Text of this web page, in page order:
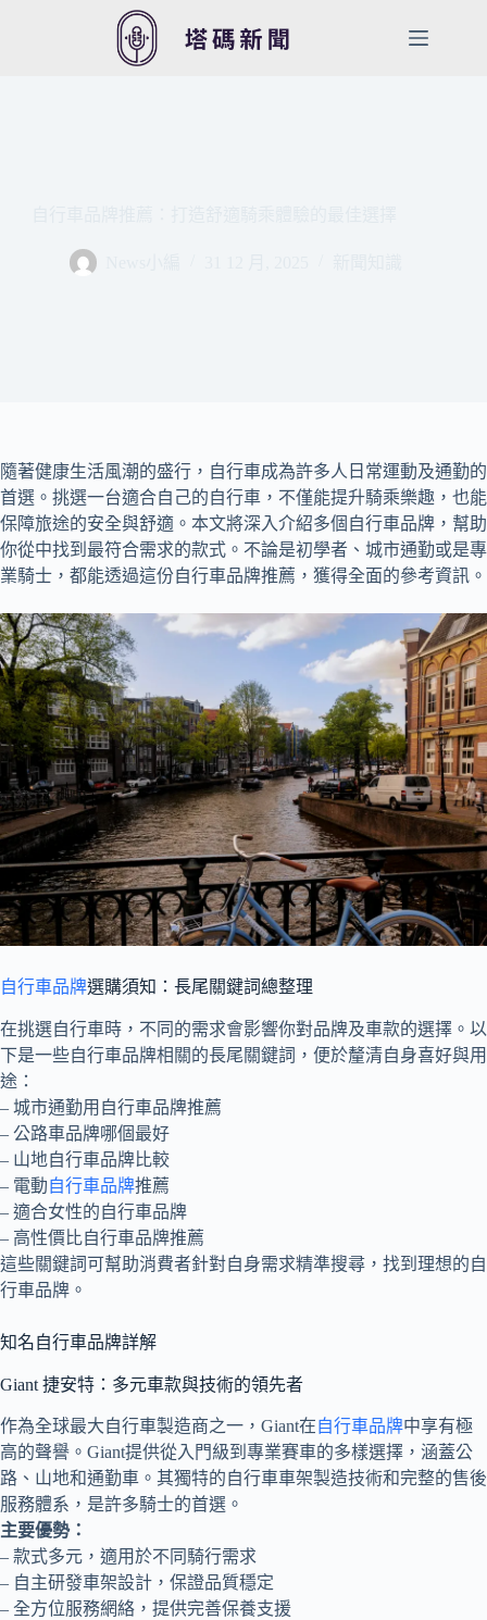
隨著健康生活風潮的盛行，自行車成為許多人日常運動及通勤的
首選。挑選一台適合自己的自行車，不僅能提升騎乘樂趣，也能
保障旅途的安全與舒適。本文將深入介紹多個自行車品牌，幫助
你從中找到最符合需求的款式。不論是初學者、城市通勤或是專
業騎士，都能透過這份自行車品牌推薦，獲得全面的參考資訊。
自行車品牌選購須知：長尾關鍵詞總整理
在挑選自行車時，不同的需求會影響你對品牌及車款的選擇。以
下是一些自行車品牌相關的長尾關鍵詞，便於釐清自身喜好與用
途：
– 城市通勤用自行車品牌推薦
– 公路車品牌哪個最好
– 山地自行車品牌比較
– 電動自行車品牌推薦
– 適合女性的自行車品牌
– 高性價比自行車品牌推薦
這些關鍵詞可幫助消費者針對自身需求精準搜尋，找到理想的自
行車品牌。
知名自行車品牌詳解
Giant 捷安特：多元車款與技術的領先者
作為全球最大自行車製造商之一，Giant在自行車品牌中享有極
高的聲譽。Giant提供從入門級到專業賽車的多樣選擇，涵蓋公
路、山地和通勤車。其獨特的自行車車架製造技術和完整的售後
服務體系，是許多騎士的首選。
主要優勢：
– 款式多元，適用於不同騎行需求
– 自主研發車架設計，保證品質穩定
– 全方位服務網絡，提供完善保養支援